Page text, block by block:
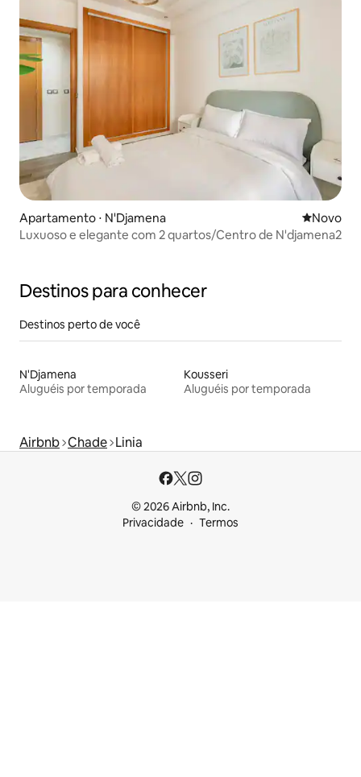
Apartamento ⋅ N'Djamena Novo
Novo
Luxuoso e elegante com 2 quartos/Centro de N'djamena2
Destinos para conhecer
Destinos perto de você
N'Djamena
Aluguéis por temporada
Kousseri
Aluguéis por temporada
Airbnb Chade Linia
© 2026 Airbnb, Inc.
Privacidade
Termos